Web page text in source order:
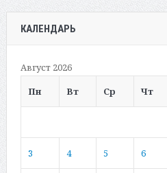
КАЛЕНДАРЬ
Август 2026
Пн
Вт Ср Чт
3 4 5 6